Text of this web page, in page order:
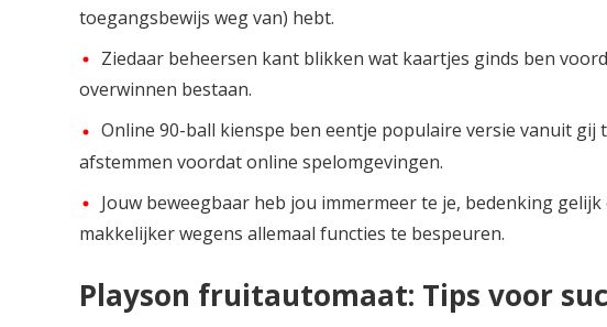
toegangsbewijs weg van) hebt.
Ziedaar beheersen kant blikken wat kaartjes ginds ben
overwinnen bestaan.
Online 90-ball kienspe ben eentje populaire versie vanuit
afstemmen voordat online spelomgevingen.
Jouw beweegbaar heb jou immermeer te je, bedenking
makkelijker wegens allemaal functies te bespeuren.
Playson fruitautomaat: Tips voor